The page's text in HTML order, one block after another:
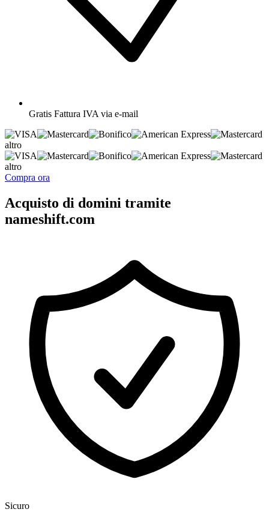
Gratis Fattura IVA via e-mail
altro
altro
Compra ora
Acquisto di domini tramite
nameshift.com
Sicuro